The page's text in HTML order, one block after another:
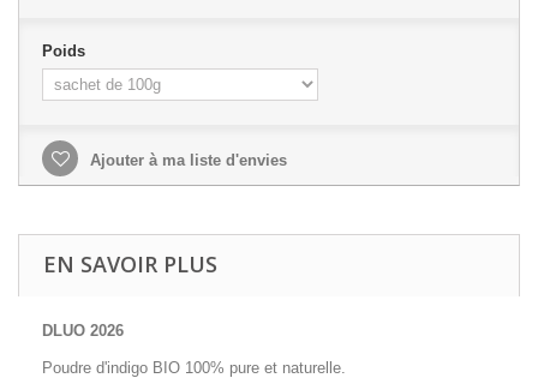
Poids
Ajouter à ma liste d'envies
EN SAVOIR PLUS
DLUO 2026
Poudre d'indigo BIO 100% pure et naturelle.